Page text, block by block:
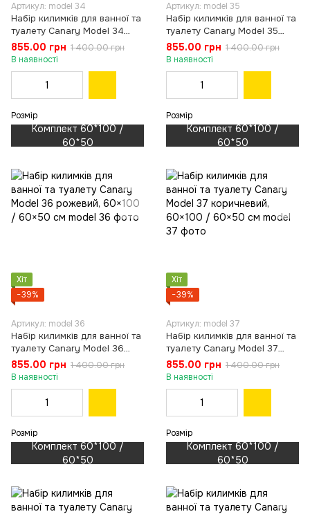
Артикул: model 34
Набір килимків для ванної та
туалету Canary Model 34
блакитний з жовтим, 60×100
/ 60×50 см
855.00 грн 1 400.00 грн
В наявності
Розмір
Комплект 60*100 /
60*50
Артикул: model 35
Набір килимків для ванної та
туалету Canary Model 35
сірий, 60×100 / 60×50 см
855.00 грн 1 400.00 грн
В наявності
Розмір
Комплект 60*100 /
60*50
Хіт
−39%
Артикул: model 36
Набір килимків для ванної та
туалету Canary Model 36
рожевий, 60×100 / 60×50 см
855.00 грн 1 400.00 грн
В наявності
Розмір
Комплект 60*100 /
60*50
Хіт
−39%
Артикул: model 37
Набір килимків для ванної та
туалету Canary Model 37
коричневий, 60×100 / 60×50
см
855.00 грн 1 400.00 грн
В наявності
Розмір
Комплект 60*100 /
60*50